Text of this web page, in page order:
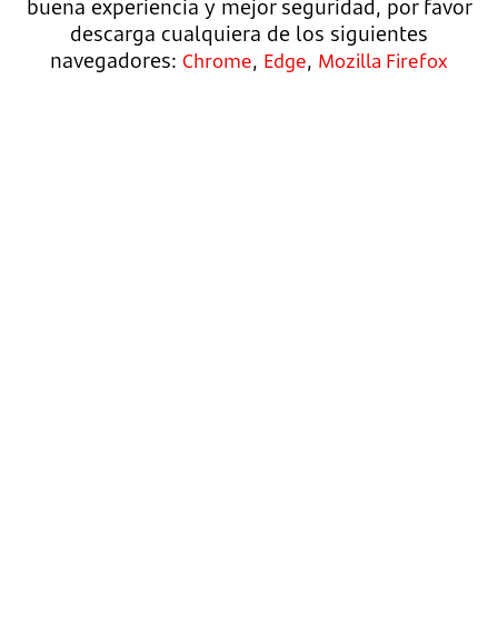
buena experiencia y mejor seguridad, por favor
descarga cualquiera de los siguientes
navegadores: Chrome, Edge, Mozilla Firefox